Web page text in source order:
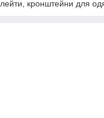
кронштейни для